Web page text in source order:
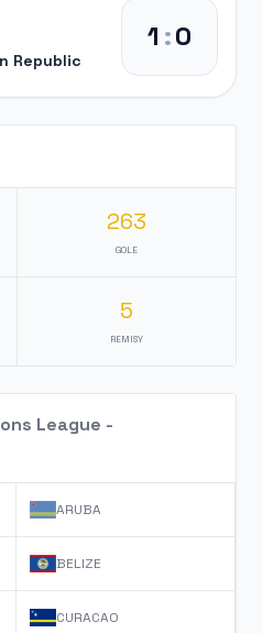
Republic
1 :0
263
GOLE
5
REMISY
League -
ARUBA
BELIZE
CURACAO